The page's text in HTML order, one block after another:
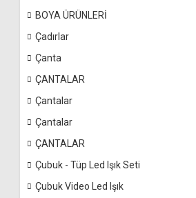
BOYA ÜRÜNLERİ
Çadırlar
Çanta
ÇANTALAR
Çantalar
Çantalar
ÇANTALAR
Çubuk - Tüp Led Işık Seti
Çubuk Video Led Işık